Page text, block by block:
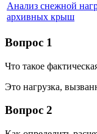
Анализ снежной
архивных крыш
Вопрос 1
Что такое
Это нагрузка,
Вопрос 2